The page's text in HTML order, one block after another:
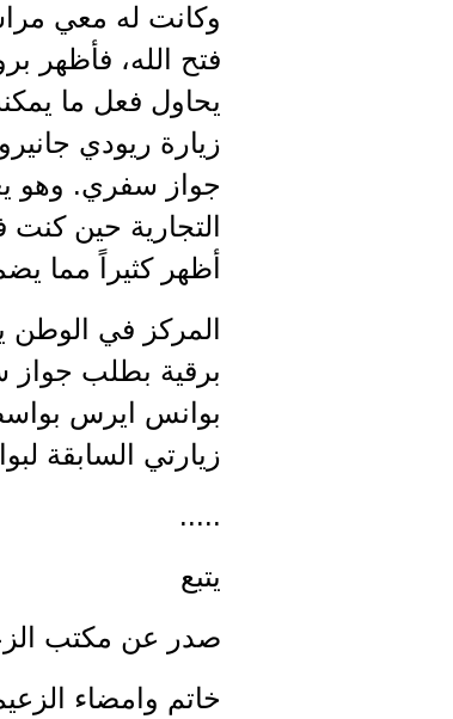
وكانت له معي
فتح الله، فأظهر
يحاول فعل ما
زيارة ريودي
جواز سفري. وهو
التجارية حين كنت
أظهر كثيراً مما
المركز في الوطن
برقية بطلب جواز
بوانس ايرس
زيارتي السابقة
.....
يتبع
صدر عن مكتب الزعيم، في 1 نوفمبر
خاتم وامضاء